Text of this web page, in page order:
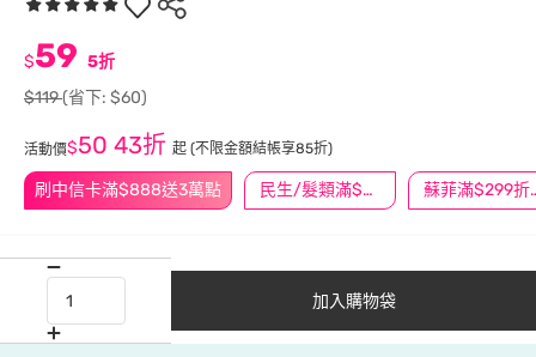
刷中信卡滿$888送3萬點 民生/髮類滿$388送舒潔冰巾 蘇菲
$59 5折
$119(省下: $60)
活動價$50 43折 起 (不限金額結帳享85折)
加入購物袋